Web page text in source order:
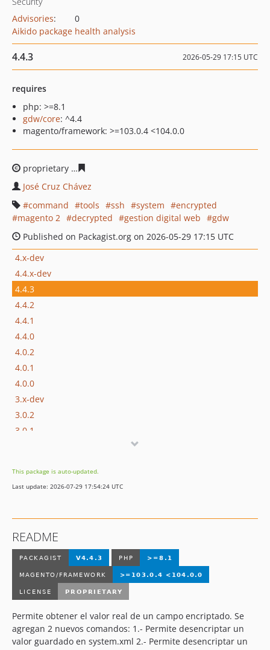
Advisories:
0
Aikido package health analysis
4.4.3 2026-05-29 17:15 UTC
requires
php: >=8.1
gdw/core: ^4.4
magento/framework: >=103.0.4 <104.0.0
proprietary
José Cruz Chávez
command
tools ssh system
encrypted
magento 2
decrypted gestion digital web
gdw
Published on Packagist.org on 2026-05-29 17:15 UTC
4.x-dev
4.4.x-dev
4.4.3
4.4.2
4.4.1
4.4.0
4.0.2
4.0.1
4.0.0
3.x-dev
3.0.2
3.0.1
1.0.3
1.0.2
This package is auto-updated.
Last update: 2026-07-29 17:54:24 UTC
README
Permite obtener el valor real de un campo encriptado. Se
agregan 2 nuevos comandos: 1.- Permite desencriptar un
valor guardado en system.xml 2.- Permite desencriptar un